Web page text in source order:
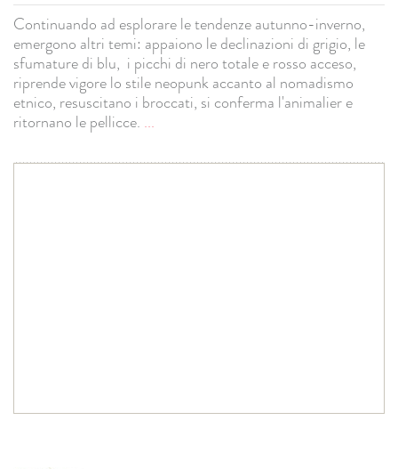
Continuando ad esplorare le tendenze autunno-inverno,
emergono altri temi: appaiono le declinazioni di grigio, le
sfumature di blu, i picchi di nero totale e rosso acceso,
riprende vigore lo stile neopunk accanto al nomadismo
etnico, resuscitano i broccati, si conferma l'animalier e
ritornano le pellicce. ...